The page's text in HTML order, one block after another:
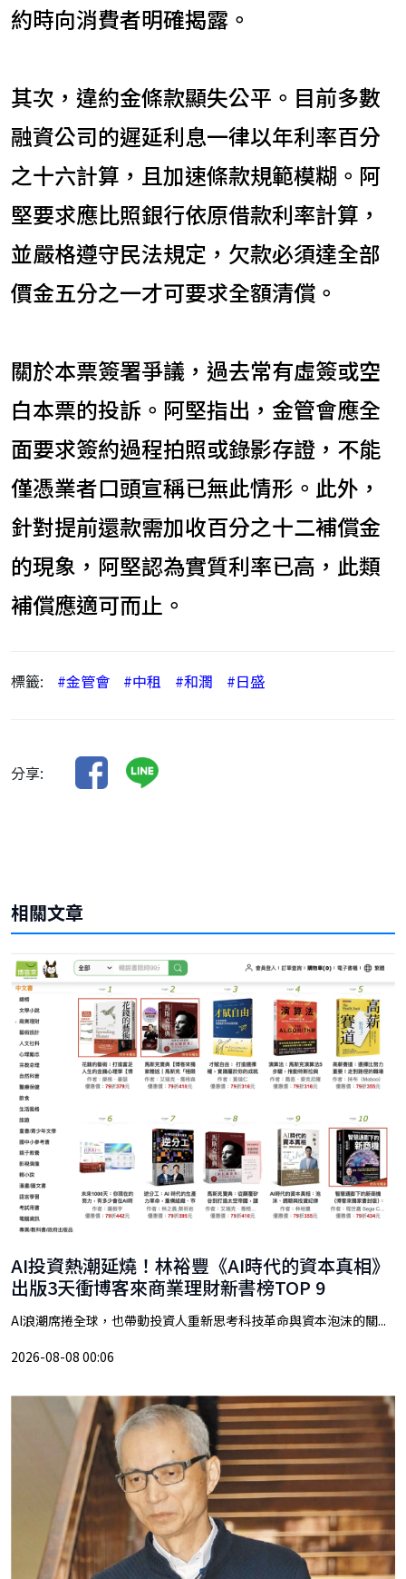
約時向消費者明確揭露。
其次，違約金條款顯失公平。目前多數
融資公司的遲延利息一律以年利率百分
之十六計算，且加速條款規範模糊。阿
堅要求應比照銀行依原借款利率計算，
並嚴格遵守民法規定，欠款必須達全部
價金五分之一才可要求全額清償。
關於本票簽署爭議，過去常有虛簽或空
白本票的投訴。阿堅指出，金管會應全
面要求簽約過程拍照或錄影存證，不能
僅憑業者口頭宣稱已無此情形。此外，
針對提前還款需加收百分之十二補償金
的現象，阿堅認為實質利率已高，此類
補償應適可而止。
標籤: #金管會 #中租 #和潤 #日盛
分享:
相關文章
AI投資熱潮延燒！林裕豐《AI時代的資本真相》
出版3天衝博客來商業理財新書榜TOP 9
AI浪潮席捲全球，也帶動投資人重新思考科技革命與資本泡沫的關...
2026-08-08 00:06